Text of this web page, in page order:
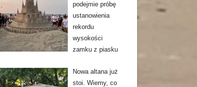
podejmie próbę
ustanowienia
rekordu
wysokości
zamku z piasku
Nowa altana już
stoi. Wiemy, co